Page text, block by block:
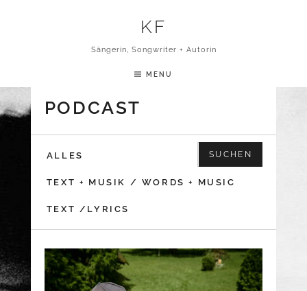
KF
Sängerin, Songwriter + Autorin
MENU
PODCAST
Suchen nach:
ALLES
TEXT + MUSIK / WORDS + MUSIC
TEXT /LYRICS